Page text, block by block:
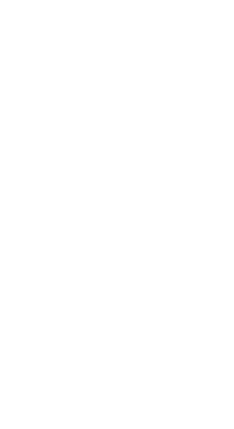
dieses Objekt besonders
einen professionellen
für nachhaltigen
Nähere
einen persönlichen